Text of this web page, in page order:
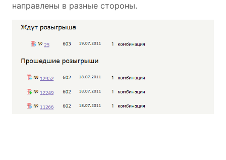
направлены в разные стороны.